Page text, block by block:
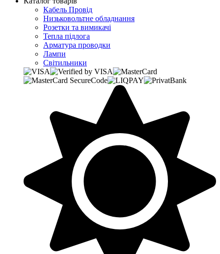
Кабель Провід
Низьковольтне обладнання
Розетки та вимикачі
Тепла підлога
Арматура проводки
Лампи
Світильники